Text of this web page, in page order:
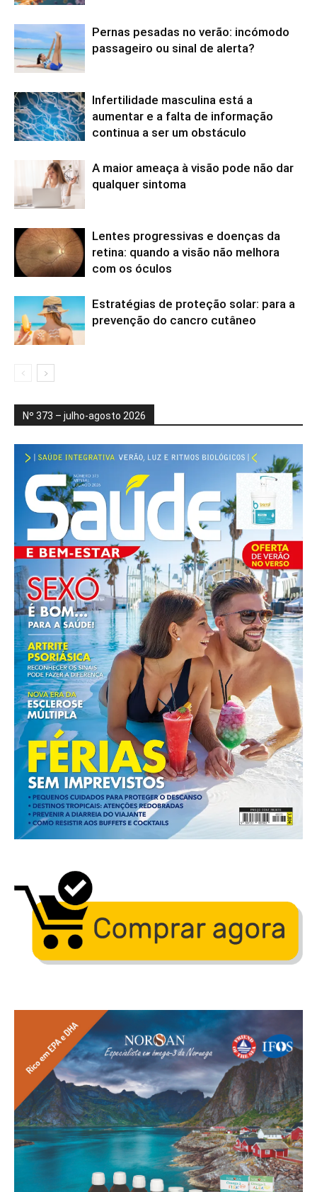
Pernas pesadas no verão: incómodo
passageiro ou sinal de alerta?
Infertilidade masculina está a
aumentar e a falta de informação
continua a ser um obstáculo
A maior ameaça à visão pode não dar
qualquer sintoma
Lentes progressivas e doenças da
retina: quando a visão não melhora
com os óculos
Estratégias de proteção solar: para a
prevenção do cancro cutâneo
Nº 373 – julho-agosto 2026